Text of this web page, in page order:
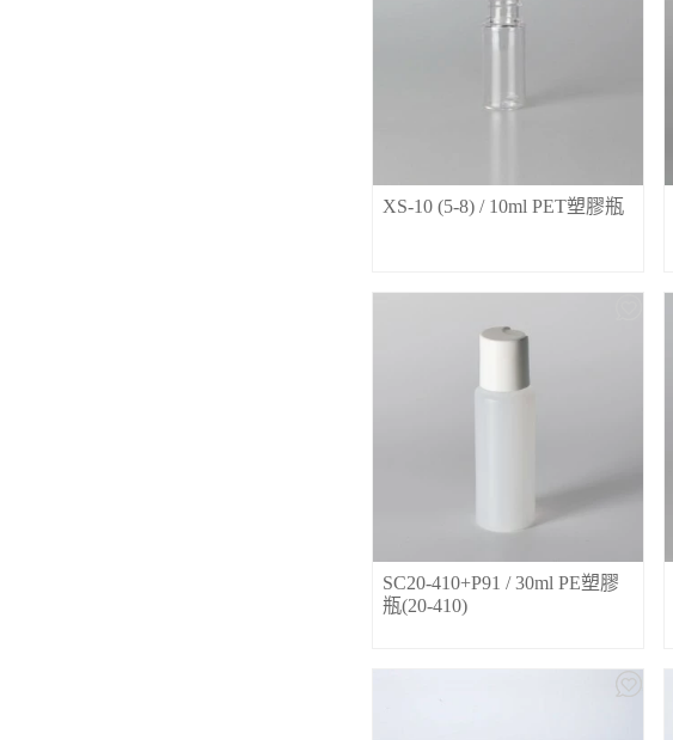
XS-10 (5-8) / 10ml PET塑膠瓶
SC20-410+P91 / 30ml PE塑膠
瓶(20-410)